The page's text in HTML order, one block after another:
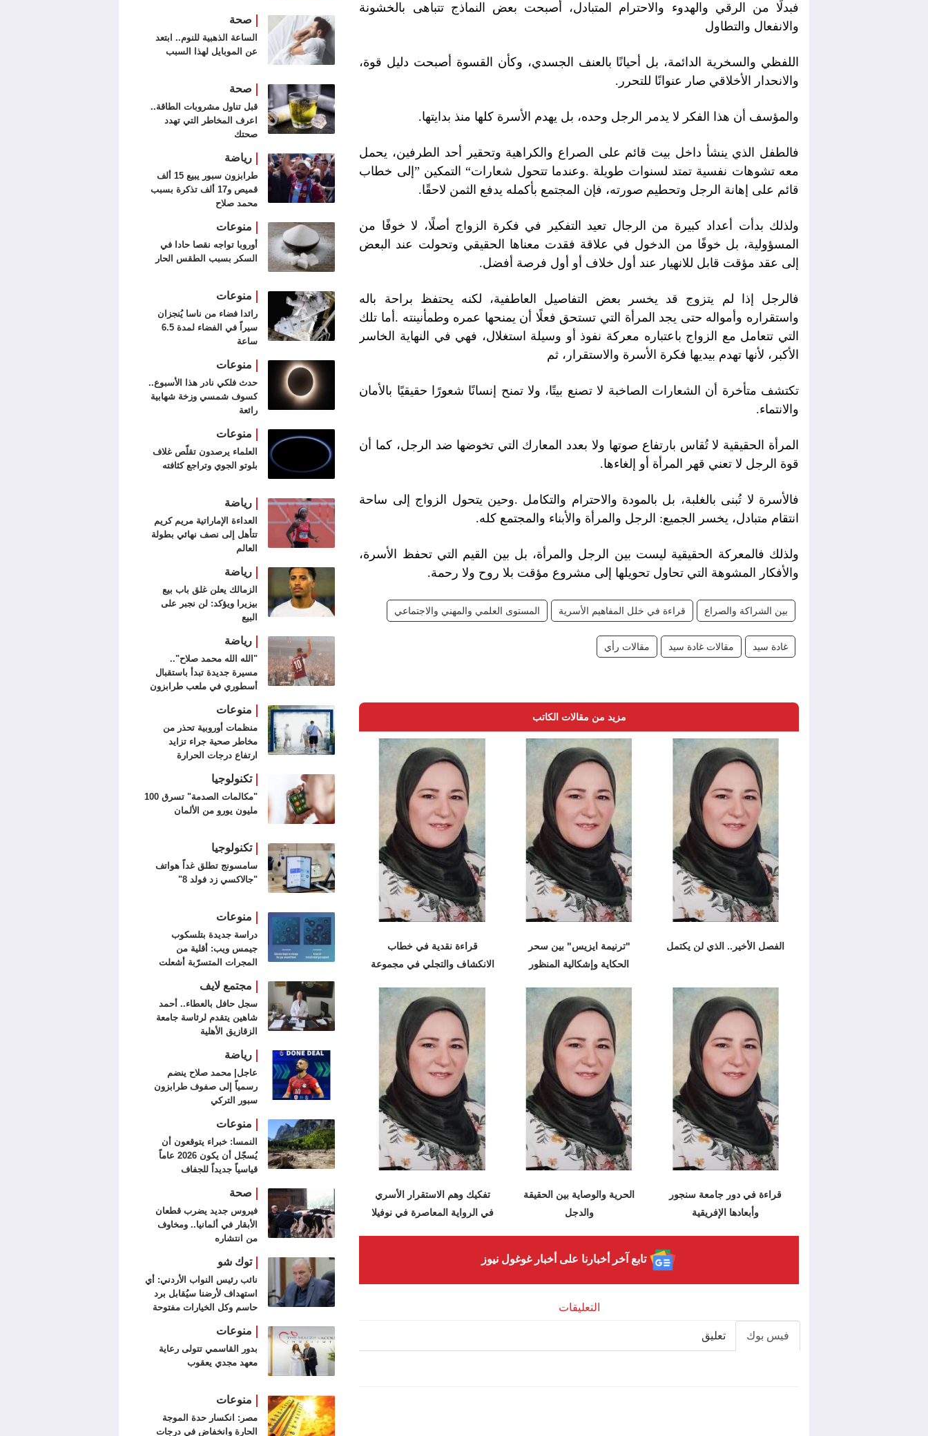
فبدلًا من الرقي والهدوء والاحترام المتبادل، أصبحت بعض النماذج تتباهى بالخشونة
والانفعال والتطاول
اللفظي والسخرية الدائمة، بل أحيانًا بالعنف الجسدي، وكأن القسوة أصبحت دليل قوة،
والانحدار الأخلاقي صار عنوانًا للتحرر .
والمؤسف أن هذا الفكر لا يدمر الرجل وحده، بل يهدم الأسرة كلها منذ بدايتها.
فالطفل الذي ينشأ داخل بيت قائم على الصراع والكراهية وتحقير أحد الطرفين، يحمل
معه تشوهات نفسية تمتد لسنوات طويلة .وعندما تتحول شعارات“ التمكين ” إلى خطاب
قائم على إهانة الرجل وتحطيم صورته، فإن المجتمع بأكمله يدفع الثمن لاحقًا.
ولذلك بدأت أعداد كبيرة من الرجال تعيد التفكير في فكرة الزواج أصلًا، لا خوفًا من
المسؤولية، بل خوفًا من الدخول في علاقة فقدت معناها الحقيقي وتحولت عند البعض
إلى عقد مؤقت قابل للانهيار عند أول خلاف أو أول فرصة أفضل.
فالرجل إذا لم يتزوج قد يخسر بعض التفاصيل العاطفية، لكنه يحتفظ براحة باله
واستقراره وأمواله حتى يجد المرأة التي تستحق فعلًا أن يمنحها عمره وطمأنينته . أما تلك
التي تتعامل مع الزواج باعتباره معركة نفوذ أو وسيلة استغلال، فهي في النهاية الخاسر
الأكبر، لأنها تهدم بيديها فكرة الأسرة والاستقرار، ثم
تكتشف متأخرة أن الشعارات الصاخبة لا تصنع بيتًا، ولا تمنح إنسانًا شعورًا حقيقيًا بالأمان
والانتماء.
المرأة الحقيقية لا تُقاس بارتفاع صوتها ولا بعدد المعارك التي تخوضها ضد الرجل، كما أن
قوة الرجل لا تعني قهر المرأة أو إلغاءها.
فالأسرة لا تُبنى بالغلبة، بل بالمودة والاحترام والتكامل .وحين يتحول الزواج إلى ساحة
انتقام متبادل، يخسر الجميع: الرجل والمرأة والأبناء والمجتمع كله.
ولذلك فالمعركة الحقيقية ليست بين الرجل والمرأة، بل بين القيم التي تحفظ الأسرة،
والأفكار المشوهة التي تحاول تحويلها إلى مشروع مؤقت بلا روح ولا رحمة.
بين الشراكة والصراع قراءة في خلل المفاهيم الأسرية المستوى العلمي والمهني والاجتماعي
غادة سيد مقالات غادة سيد مقالات رأي
مزيد من مقالات الكاتب
الفصل الأخير.. الذي لن يكتمل
"ترنيمة ايزيس" بين سحر
الحكاية وإشكالية المنظور
قراءة نقدية في خطاب
الانكشاف والتجلي في مجموعة
قراءة في دور جامعة سنجور
وأبعادها الإفريقية
الحرية والوصاية بين الحقيقة
والدجل
تفكيك وهم الاستقرار الأسري
في الرواية المعاصرة في نوفيلا
تابع آخر أخبارنا على أخبار غوغول نيوز
التعليقات
فيس بوك تعليق
صحة
الساعة الذهبية للنوم.. ابتعد
عن الموبايل لهذا السبب
صحة
قبل تناول مشروبات الطاقة..
اعرف المخاطر التي تهدد
صحتك
رياضة
طرابزون سبور يبيع 15 ألف
قميص و17 ألف تذكرة بسبب
محمد صلاح
منوعات
أوروبا تواجه نقصا حادا في
السكر بسبب الطقس الحار
منوعات
رائدا فضاء من ناسا يُنجزان
سيراً في الفضاء لمدة 6.5
ساعة
منوعات
حدث فلكي نادر هذا الأسبوع..
كسوف شمسي وزخة شهابية
رائعة
منوعات
العلماء يرصدون تقلّص غلاف
بلوتو الجوي وتراجع كثافته
رياضة
العداءة الإماراتية مريم كريم
تتأهل إلى نصف نهائي بطولة
العالم
رياضة
الزمالك يعلن غلق باب بيع
بيزيرا ويؤكد: لن نجبر على
البيع
رياضة
"الله الله محمد صلاح"..
مسيرة جديدة تبدأ باستقبال
أسطوري في ملعب طرابزون
منوعات
منظمات أوروبية تحذر من
مخاطر صحية جراء تزايد
ارتفاع درجات الحرارة
تكنولوجيا
"مكالمات الصدمة" تسرق 100
مليون يورو من الألمان
تكنولوجيا
سامسونج تطلق غداً هواتف
"جالاكسي زد فولد 8"
منوعات
دراسة جديدة بتلسكوب
جيمس ويب: أقلية من
المجرات المتسرّبة أشعلت
مجتمع لايف
سجل حافل بالعطاء.. أحمد
شاهين يتقدم لرئاسة جامعة
الزقازيق الأهلية
رياضة
عاجل| محمد صلاح ينضم
رسمياً إلى صفوف طرابزون
سبور التركي
منوعات
النمسا: خبراء يتوقعون أن
يُسجّل أن يكون 2026 عاماً
قياسياً جديداً للجفاف
صحة
فيروس جديد يضرب قطعان
الأبقار في ألمانيا.. ومخاوف
من انتشاره
توك شو
نائب رئيس النواب الأردني: أي
استهداف لأرضنا سيُقابل برد
حاسم وكل الخيارات مفتوحة
منوعات
بدور القاسمي تتولى رعاية
معهد مجدي يعقوب
منوعات
مصر: انكسار حدة الموجة
الحارة وانخفاض في درجات